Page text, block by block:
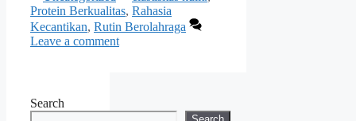
Protein Berkualitas, Rahasia
Kecantikan, Rutin Berolahraga
Leave a comment
Search